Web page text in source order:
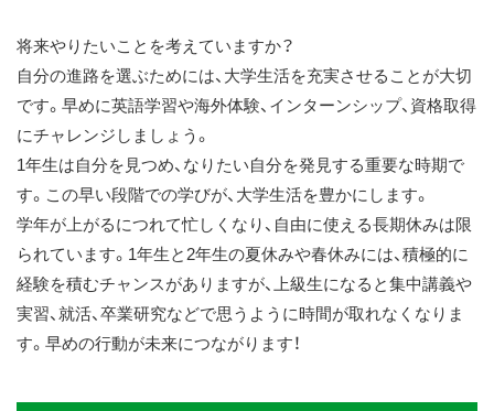
将来やりたいことを考えていますか？
自分の進路を選ぶためには、大学生活を充実させることが大切
です。早めに英語学習や海外体験、インターンシップ、資格取得
にチャレンジしましょう。
1年生は自分を見つめ、なりたい自分を発見する重要な時期で
す。この早い段階での学びが、大学生活を豊かにします。
学年が上がるにつれて忙しくなり、自由に使える長期休みは限
られています。1年生と2年生の夏休みや春休みには、積極的に
経験を積むチャンスがありますが、上級生になると集中講義や
実習、就活、卒業研究などで思うように時間が取れなくなりま
す。早めの行動が未来につながります！